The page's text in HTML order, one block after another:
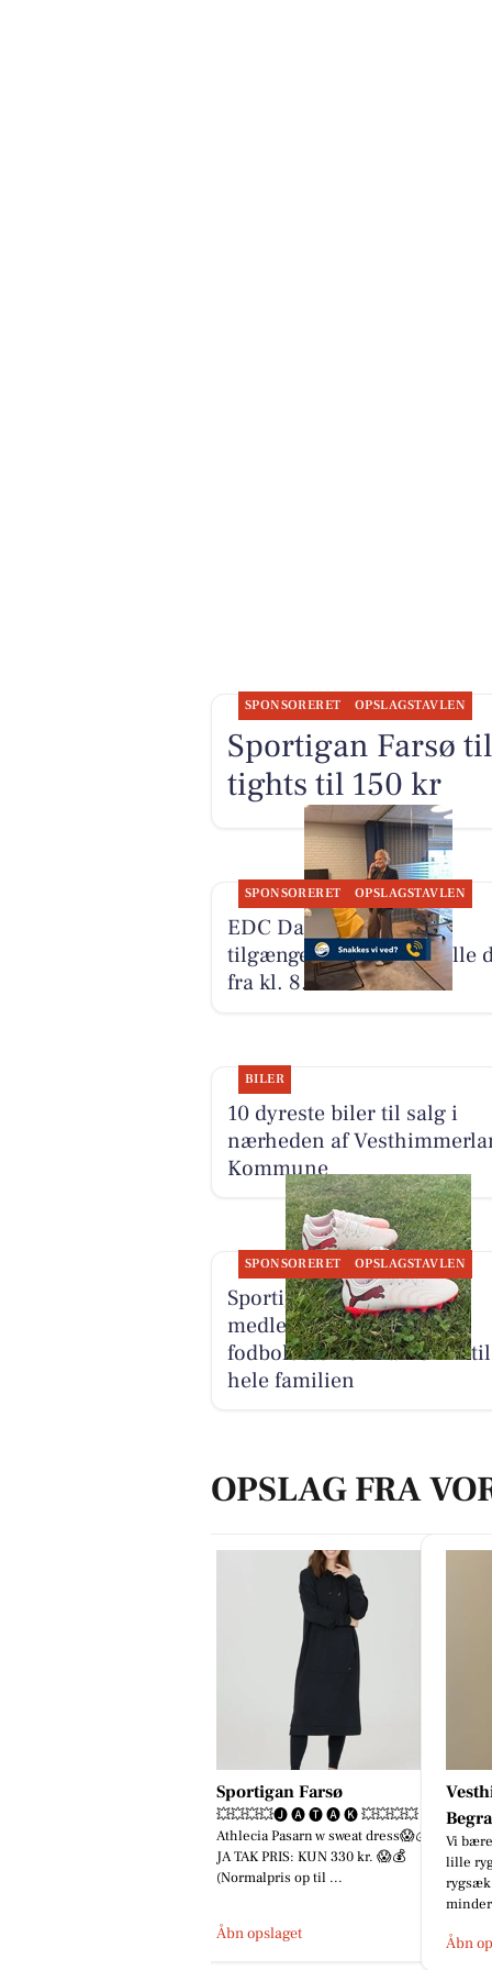
SPONSORERET OPSLAGSTAVLEN
Sportigan Farsø
tights til 150 kr
SPONSORERET OPSLAGSTAVLEN
EDC Danebo, Farsø er
tilgængelig på telefon alle
fra kl. 8.00 til 22.00
BILER
10 dyreste biler til salg i
nærheden af
Kommune
SPONSORERET OPSLAGSTAVLEN
Sportigan Farsø har
medlemstilbud på
fodboldstøvler fra PUMA til
hele familien
OPSLAG FRA
Sportigan Farsø
💥💥💥💥🅙︎ 🅐︎ 🅣︎ 🅐︎ 🅚︎ 💥💥💥💥
Athlecia Pasarn w sweat dress ​😱💰
JA TAK PRIS: KUN 330 kr. 😱💰
(Normalpris op til ...
Åbn opslaget
Vi
lille
rygsæk
Åbn